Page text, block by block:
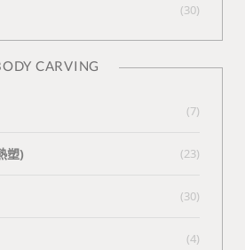
(30)
CARVING
(7)
塑) (23)
(30)
(4)